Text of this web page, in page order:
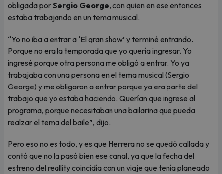
obligada porSergio George, con quien en ese entonces
estaba trabajando en un tema musical.
“Yo no iba a entrar a ‘El gran show’ y terminé entrando.
Porque no era la temporada que yo quería ingresar. Yo
ingresé porque otra persona me obligó a entrar. Yo ya
trabajaba con una persona en el tema musical (Sergio
George) y me obligaron a entrar porque ya era parte del
trabajo que yo estaba haciendo. Querían que ingrese al
programa, porque necesitaban una bailarina que pueda
realzar el tema del baile”, dijo.
Pero eso no es todo, y es que Herrera no se quedó callada y
contó que no la pasó bien ese canal, ya que la fecha del
estreno del reallity coincidía con un viaje que tenía planeado